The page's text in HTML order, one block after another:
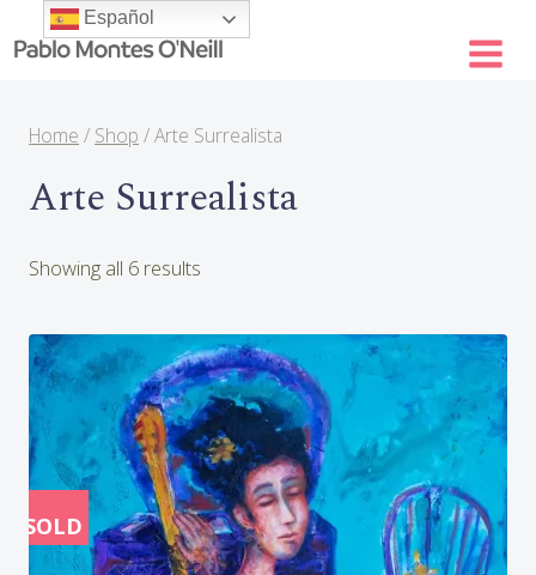
to
Home / Shop /Arte Surrealista
Arte Surrealista
Showing all 6 results
latest
SOLD
Español